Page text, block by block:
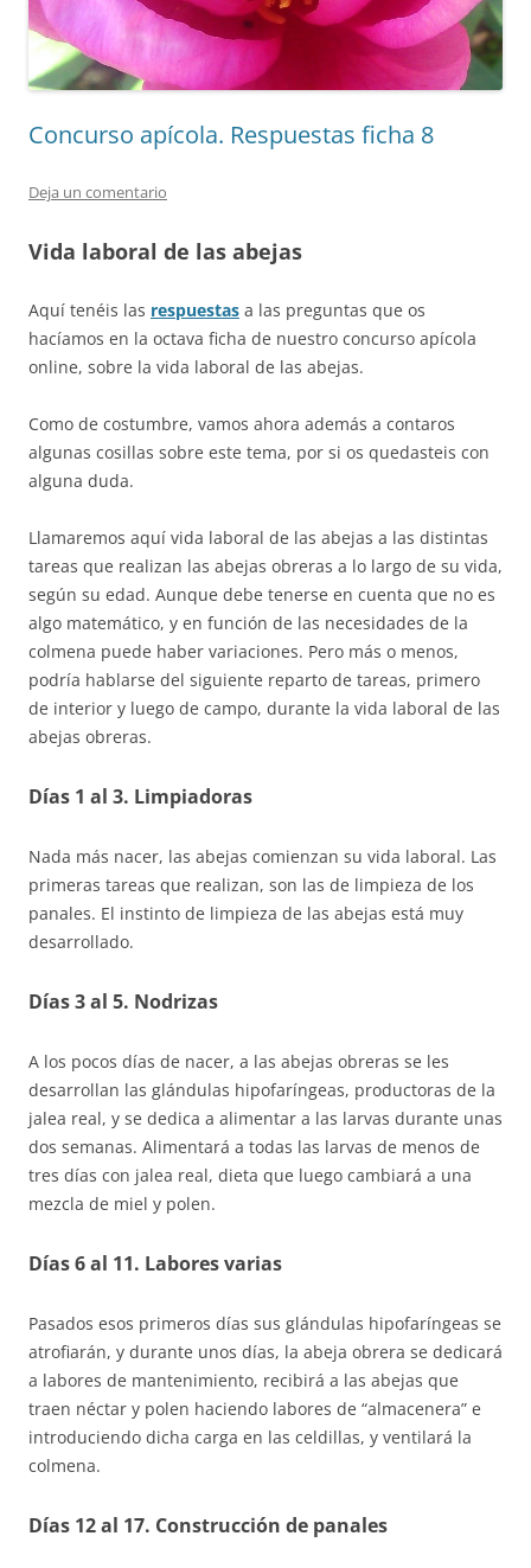
Concurso apícola. Respuestas ficha 8
Deja un comentario
Vida laboral de las abejas
Aquí tenéis las respuestas a las preguntas que os
hacíamos en la octava ficha de nuestro concurso apícola
online, sobre la vida laboral de las abejas.
Como de costumbre, vamos ahora además a contaros
algunas cosillas sobre este tema, por si os quedasteis con
alguna duda.
Llamaremos aquí vida laboral de las abejas a las distintas
tareas que realizan las abejas obreras a lo largo de su vida,
según su edad. Aunque debe tenerse en cuenta que no es
algo matemático, y en función de las necesidades de la
colmena puede haber variaciones. Pero más o menos,
podría hablarse del siguiente reparto de tareas, primero
de interior y luego de campo, durante la vida laboral de las
abejas obreras.
Días 1 al 3. Limpiadoras
Nada más nacer, las abejas comienzan su vida laboral. Las
primeras tareas que realizan, son las de limpieza de los
panales. El instinto de limpieza de las abejas está muy
desarrollado.
Días 3 al 5. Nodrizas
A los pocos días de nacer, a las abejas obreras se les
desarrollan las glándulas hipofaríngeas, productoras de la
jalea real, y se dedica a alimentar a las larvas durante unas
dos semanas. Alimentará a todas las larvas de menos de
tres días con jalea real, dieta que luego cambiará a una
mezcla de miel y polen.
Días 6 al 11. Labores varias
Pasados esos primeros días sus glándulas hipofaríngeas se
atrofiarán, y durante unos días, la abeja obrera se dedicará
a labores de mantenimiento, recibirá a las abejas que
traen néctar y polen haciendo labores de “almacenera” e
introduciendo dicha carga en las celdillas, y ventilará la
colmena.
Días 12 al 17. Construcción de panales